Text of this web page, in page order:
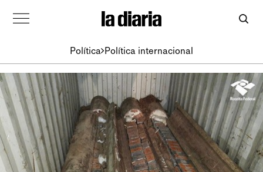
Política Política internacional